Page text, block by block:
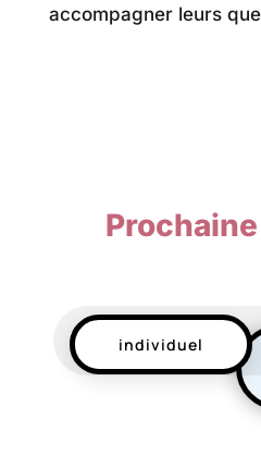
accompagner leurs
individuel